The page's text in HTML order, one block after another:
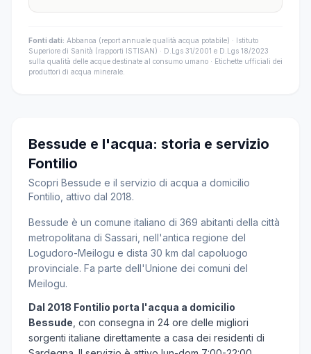
Fonti dati: Abbanoa (report annuale qualità acqua potabile) · Istituto
Superiore di Sanità (rapporti ISTISAN) · D.Lgs 31/2001 e D.Lgs 18/2023
sulla qualità delle acque destinate al consumo umano · Etichette ufficiali dei
produttori di acqua minerale.
Bessude e l'acqua: storia e servizio
Fontilio
Scopri Bessude e il servizio di acqua a domicilio
Fontilio, attivo dal 2018.
Bessude è un comune italiano di 369 abitanti della città
metropolitana di Sassari, nell'antica regione del
Logudoro-Meilogu e dista 30 km dal capoluogo
provinciale. Fa parte dell'Unione dei comuni del
Meilogu.
Dal 2018 Fontilio porta l'acqua a domicilio
Bessude , con consegna in 24 ore delle migliori
sorgenti italiane direttamente a casa dei residenti di